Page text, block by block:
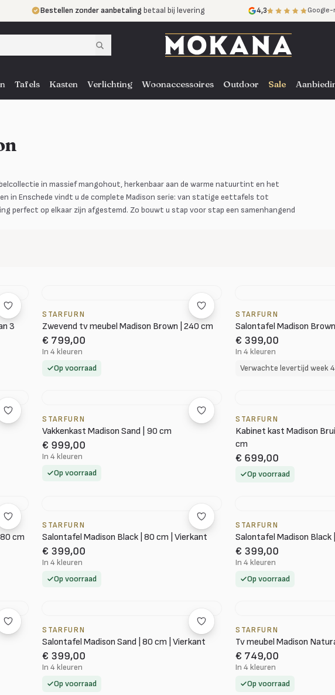
Bestellen zonder aanbetaling betaal bij levering
Eigen bezorgdienst door heel NL, BE en DE
4,3
Tafels Kasten Verlichting Woonaccessoires Outdoor Sale
in massief mangohout, herkenbaar aan de warme natuurtint en het
in Enschede vindt u de complete Madison serie: van statige eettafels tot
perfect op elkaar zijn afgestemd. Zo bouwt u stap voor stap een samenhangend
3
STARFURN
Zwevend tv meubel Madison Brown | 240 cm
€ 799,00
In 4 kleuren
Op voorraad
STARFURN
Salontafel Madison
€ 399,00
In 4 kleuren
Verwachte levertijd week
STARFURN
Vakkenkast Madison Sand | 90 cm
€ 999,00
In 4 kleuren
Op voorraad
STARFURN
Kabinet kast Madison
cm
€ 699,00
Op voorraad
cm
STARFURN
Salontafel Madison Black | 80 cm | Vierkant
€ 399,00
In 4 kleuren
Op voorraad
STARFURN
Salontafel Madison Black
€ 399,00
In 4 kleuren
Op voorraad
STARFURN
Salontafel Madison Sand | 80 cm | Vierkant
€ 399,00
In 4 kleuren
Op voorraad
STARFURN
Tv meubel Madison
€ 749,00
In 4 kleuren
Op voorraad